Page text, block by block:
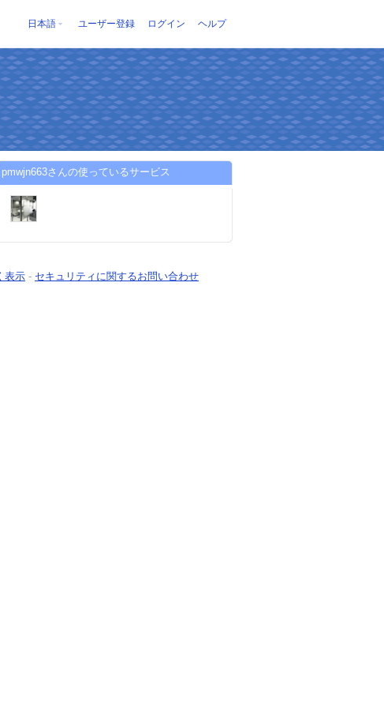
日本語 ユーザー登録 ログイン ヘルプ
pmwjn663さんの使っているサービス
表示 - セキュリティに関するお問い合わせ